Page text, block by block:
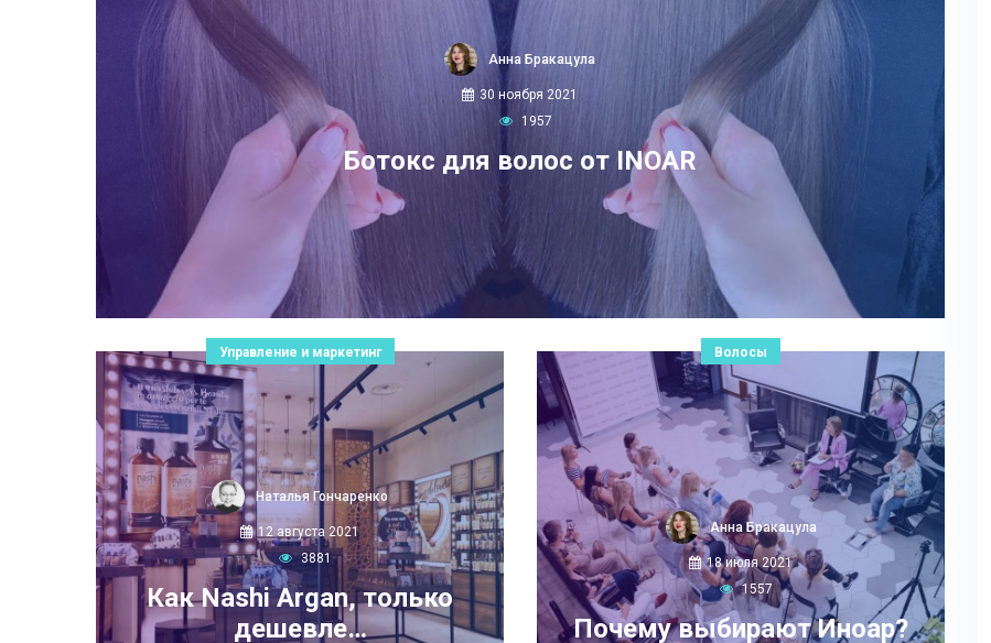
Анна Бракацула
30 ноября 2021
1957
Ботокс для волос от INOAR
Управление и маркетинг
Наталья Гончаренко
12 августа 2021
3881
Как Nashi Argan, только
дешевле…
Волосы
Анна Бракацула
18 июля 2021
1557
Почему выбирают Иноар?